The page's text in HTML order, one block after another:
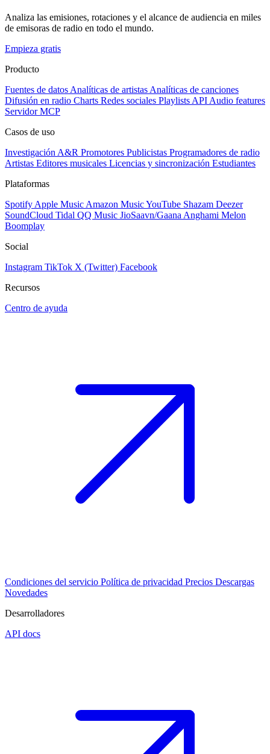
Analiza las emisiones, rotaciones y el alcance de audiencia en miles
de emisoras de radio en todo el mundo.
Empieza gratis
Producto
Fuentes de datos Analíticas de artistas Analíticas de canciones
Difusión en radio Charts Redes sociales Playlists API Audio features
Servidor MCP
Casos de uso
Investigación A&R Promotores Publicistas Programadores de radio
Artistas Editores musicales Licencias y sincronización Estudiantes
Plataformas
Spotify Apple Music Amazon MusicYouTube Shazam Deezer
SoundCloud Tidal QQ Music JioSaavn/Gaana Anghami Melon
Boomplay
Social
Instagram TikTok X (Twitter) Facebook
Recursos
Centro de ayuda
Condiciones del servicio Política de privacidad Precios Descargas
Novedades
Desarrolladores
API docs